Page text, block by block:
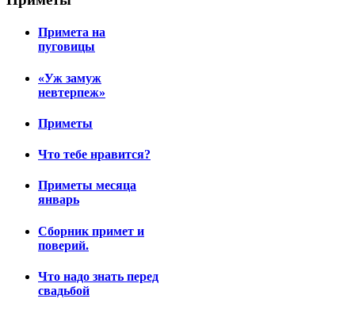
Примета на
пуговицы
«Уж замуж
невтерпеж»
Приметы
Что тебе нравится?
Приметы месяца
январь
Сборник примет и
поверий.
Что надо знать перед
свадьбой